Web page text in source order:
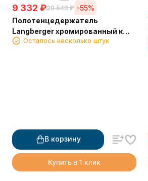
9 332 ₽20 540 ₽ -55%
Полотенцедержатель
Langberger хромированный к
стене одинарный 45 см 30001D
Осталось несколько штук
В корзину
Купить в 1 клик